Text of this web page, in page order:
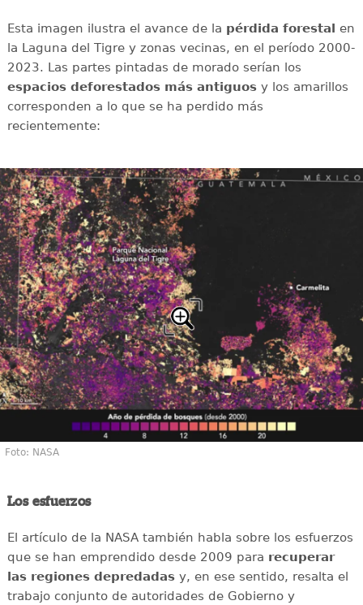
Esta imagen ilustra el avance de la pérdida forestal en
la Laguna del Tigre y zonas vecinas, en el período 2000-
2023. Las partes pintadas de morado serían los
espacios deforestados más antiguosy los amarillos
corresponden a lo que se ha perdido más
recientemente:
Foto: NASA
Los esfuerzos
El artículo de la NASA también habla sobre los esfuerzos
que se han emprendido desde 2009 para recuperar
las regiones depredadasy, en ese sentido, resalta el
trabajo conjunto de autoridades de Gobierno y